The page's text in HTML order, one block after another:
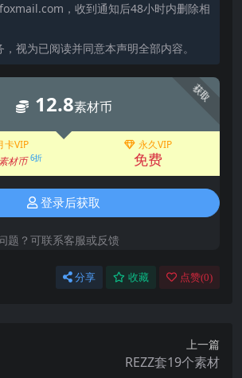
，收到通知后48小时内删除相
视为已阅读并同意本声明全部内容。
获取
12.8素材币
卡VIP
素材币 6折
永久VIP
免费
登录后获取
题？可联系客服或反馈
分享 收藏 点赞(0)
上一篇
REZZ套19个素材